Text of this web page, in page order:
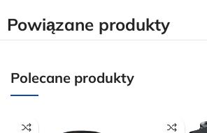
Powiązane produkty
Polecane produktyDarmowa dostawa
Przejdź do sklepu